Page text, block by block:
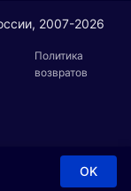
2007-2026
Политика
возвратов
OK